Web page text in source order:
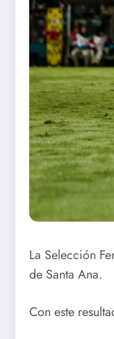
La Selección
de Santa Ana.
Con este